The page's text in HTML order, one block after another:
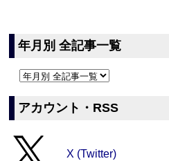
年月別 全記事一覧
アカウント・RSS
X (Twitter)